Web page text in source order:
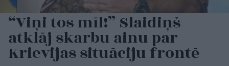
“Viņi tos mīl!” Slaidiņš
atklāj skarbu ainu par
Krievijas situāciju frontē